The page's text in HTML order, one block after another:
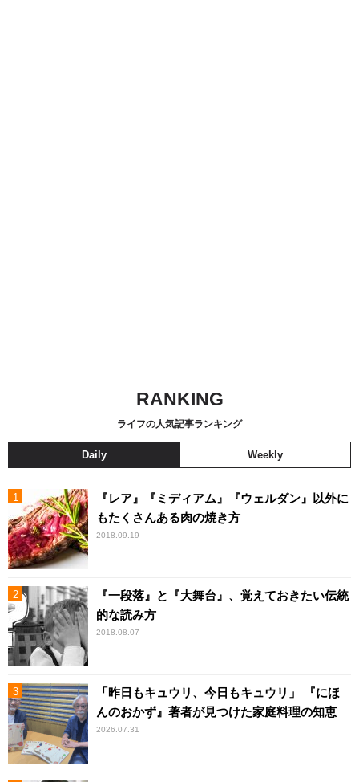
RANKING
ライフの人気記事ランキング
Daily Weekly
『レア』『ミディアム』『ウェルダン』以外に
もたくさんある肉の焼き方
2018.09.19
『一段落』と『大舞台』、覚えておきたい伝統
的な読み方
2018.08.07
「昨日もキュウリ、今日もキュウリ」 『にほ
んのおかず』著者が見つけた家庭料理の知恵
2026.07.31